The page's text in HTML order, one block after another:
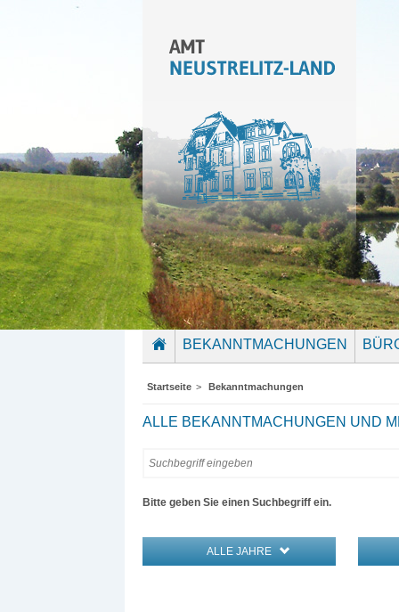
BEKANNTMACHUNGEN
Startseite > Bekanntmachungen
ALLE BEKANNTMACHUNGEN UND
Bitte geben Sie einen Suchbegriff ein.
ALLE JAHRE